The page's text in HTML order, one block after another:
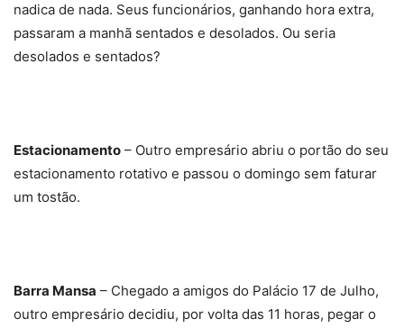
nadica de nada. Seus funcionários, ganhando hora extra,
passaram a manhã sentados e desolados. Ou seria
desolados e sentados?
Estacionamento – Outro empresário abriu o portão do seu
estacionamento rotativo e passou o domingo sem faturar
um tostão.
Barra Mansa – Chegado a amigos do Palácio 17 de Julho,
outro empresário decidiu, por volta das 11 horas, pegar o